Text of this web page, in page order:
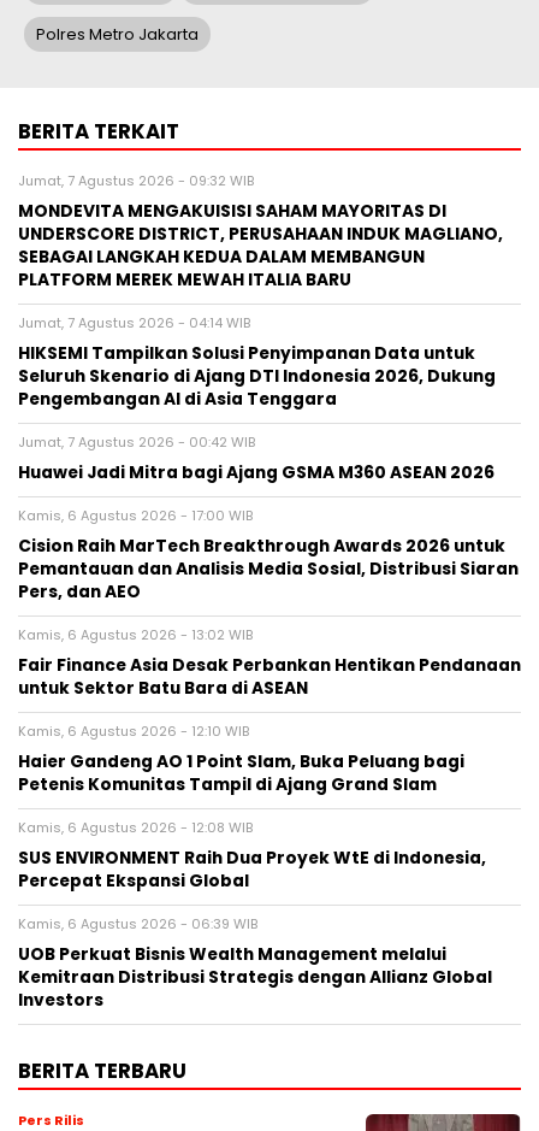
Polres Metro Jakarta
BERITA TERKAIT
Jumat, 7 Agustus 2026 - 09:32 WIB
MONDEVITA MENGAKUISISI SAHAM MAYORITAS DI
UNDERSCORE DISTRICT, PERUSAHAAN INDUK MAGLIANO,
SEBAGAI LANGKAH KEDUA DALAM MEMBANGUN
PLATFORM MEREK MEWAH ITALIA BARU
Jumat, 7 Agustus 2026 - 04:14 WIB
HIKSEMI Tampilkan Solusi Penyimpanan Data untuk
Seluruh Skenario di Ajang DTI Indonesia 2026, Dukung
Pengembangan AI di Asia Tenggara
Jumat, 7 Agustus 2026 - 00:42 WIB
Huawei Jadi Mitra bagi Ajang GSMA M360 ASEAN 2026
Kamis, 6 Agustus 2026 - 17:00 WIB
Cision Raih MarTech Breakthrough Awards 2026 untuk
Pemantauan dan Analisis Media Sosial, Distribusi Siaran
Pers, dan AEO
Kamis, 6 Agustus 2026 - 13:02 WIB
Fair Finance Asia Desak Perbankan Hentikan Pendanaan
untuk Sektor Batu Bara di ASEAN
Kamis, 6 Agustus 2026 - 12:10 WIB
Haier Gandeng AO 1 Point Slam, Buka Peluang bagi
Petenis Komunitas Tampil di Ajang Grand Slam
Kamis, 6 Agustus 2026 - 12:08 WIB
SUS ENVIRONMENT Raih Dua Proyek WtE di Indonesia,
Percepat Ekspansi Global
Kamis, 6 Agustus 2026 - 06:39 WIB
UOB Perkuat Bisnis Wealth Management melalui
Kemitraan Distribusi Strategis dengan Allianz Global
Investors
BERITA TERBARU
Pers Rilis